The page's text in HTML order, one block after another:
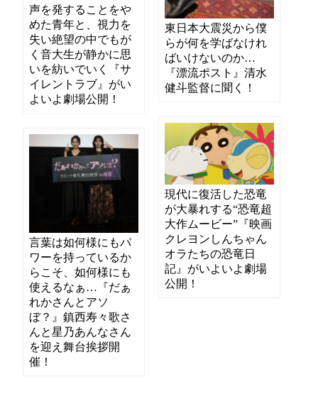
東日本大震災から僕
らが何を学ばなけれ
ばいけないのか…
『漂流ポスト』清水
健斗監督に聞く！
声を発することをや
めた青年と、視力を
失い絶望の中でもが
く音大生が静かに思
いを紡いでいく『サ
イレントラブ』がい
よいよ劇場公開！
現代に復活した恐竜
が大暴れする“恐竜超
大作ムービー”『映画
クレヨンしんちゃん
オラたちの恐竜日
記』がいよいよ劇場
公開！
言葉は如何様にもパ
ワーを持っているか
らこそ、如何様にも
使えるなぁ…『だぁ
れかさんとアソ
ぼ？』鎮西寿々歌さ
んと星乃あんなさん
を迎え舞台挨拶開
催！